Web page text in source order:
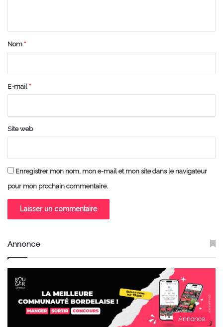
a
e
Nom *
E-mail *
Site web
Enregistrer mon nom, mon e-mail et mon site dans le navigateur
pour mon prochain commentaire.
Annonce
Annonce